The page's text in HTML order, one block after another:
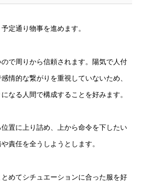
定通り物事を進めます。
で周りから信頼されます。陽気で人付
情的な繋がりを重視していないため、
なる人間で構成することを好みます。
置に上り詰め、上から命令を下したい
責任を全うしようとします。
めてシチュエーションに合った服を好